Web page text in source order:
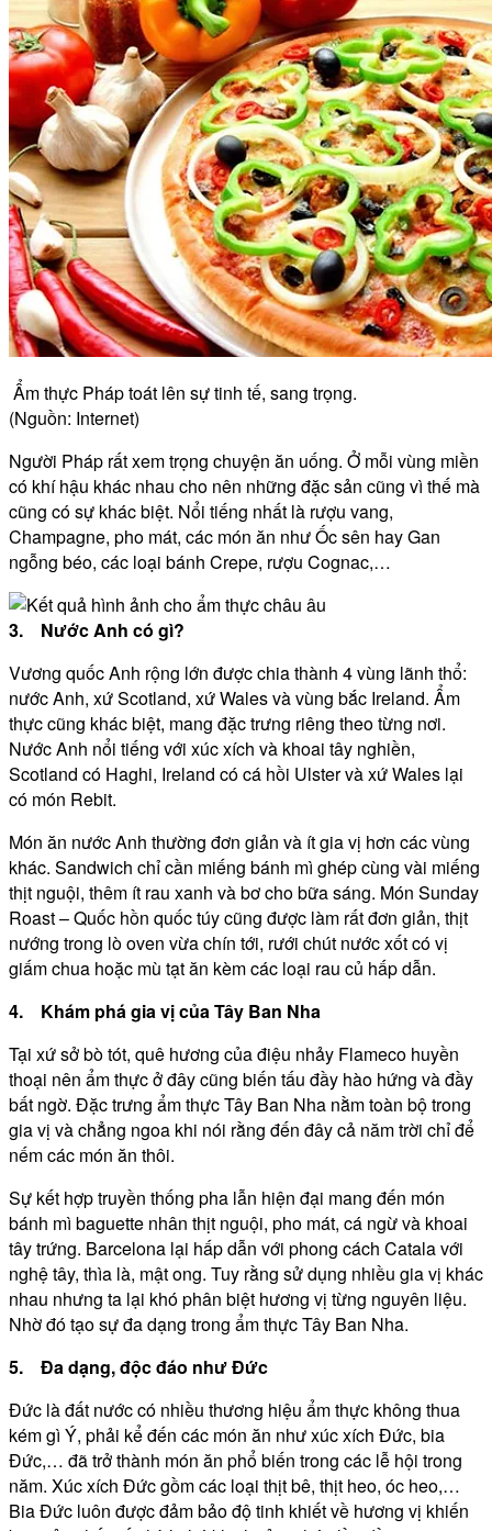
Ẩm thực Pháp toát lên sự tinh tế, sang trọng.
(Nguồn: Internet)
Người Pháp rất xem trọng chuyện ăn uống. Ở mỗi vùng miền
có khí hậu khác nhau cho nên những đặc sản cũng vì thế mà
cũng có sự khác biệt. Nổi tiếng nhất là rượu vang,
Champagne, pho mát, các món ăn như Ốc sên hay Gan
ngỗng béo, các loại bánh Crepe, rượu Cognac,…
3. Nước Anh có gì?
Vương quốc Anh rộng lớn được chia thành 4 vùng lãnh thổ:
nước Anh, xứ Scotland, xứ Wales và vùng bắc Ireland. Ẩm
thực cũng khác biệt, mang đặc trưng riêng theo từng nơi.
Nước Anh nổi tiếng với xúc xích và khoai tây nghiền,
Scotland có Haghi, Ireland có cá hồi Ulster và xứ Wales lại
có món Rebit.
Món ăn nước Anh thường đơn giản và ít gia vị hơn các vùng
khác. Sandwich chỉ cần miếng bánh mì ghép cùng vài miếng
thịt nguội, thêm ít rau xanh và bơ cho bữa sáng. Món Sunday
Roast – Quốc hồn quốc túy cũng được làm rất đơn giản, thịt
nướng trong lò oven vừa chín tới, rưới chút nước xốt có vị
giấm chua hoặc mù tạt ăn kèm các loại rau củ hấp dẫn.
4. Khám phá gia vị của Tây Ban Nha
Tại xứ sở bò tót, quê hương của điệu nhảy Flameco huyền
thoại nên ẩm thực ở đây cũng biến tấu đầy hào hứng và đầy
bất ngờ. Đặc trưng ẩm thực Tây Ban Nha nằm toàn bộ trong
gia vị và chẳng ngoa khi nói rằng đến đây cả năm trời chỉ để
nếm các món ăn thôi.
Sự kết hợp truyền thống pha lẫn hiện đại mang đến món
bánh mì baguette nhân thịt nguội, pho mát, cá ngừ và khoai
tây trứng. Barcelona lại hấp dẫn với phong cách Catala với
nghệ tây, thìa là, mật ong. Tuy rằng sử dụng nhiều gia vị khác
nhau nhưng ta lại khó phân biệt hương vị từng nguyên liệu.
Nhờ đó tạo sự đa dạng trong ẩm thực Tây Ban Nha.
5. Đa dạng, độc đáo như Đức
Đức là đất nước có nhiều thương hiệu ẩm thực không thua
kém gì Ý, phải kể đến các món ăn như xúc xích Đức, bia
Đức,… đã trở thành món ăn phổ biến trong các lễ hội trong
năm. Xúc xích Đức gồm các loại thịt bê, thịt heo, óc heo,…
Bia Đức luôn được đảm bảo độ tinh khiết về hương vị khiến